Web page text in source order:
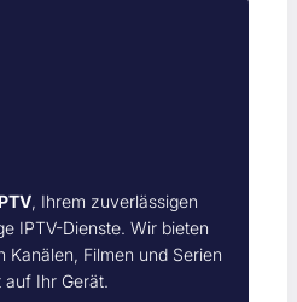
, Ihrem zuverlässigen
IPTV-Dienste. Wir bieten
Kanälen, Filmen und Serien
auf Ihr Gerät.